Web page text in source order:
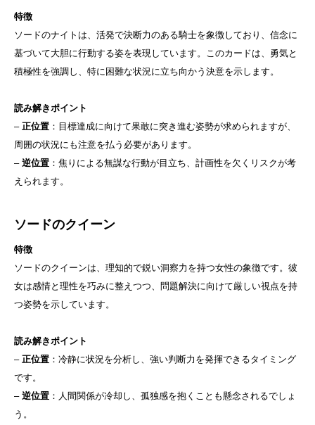
特徴
ソードのナイトは、活発で決断力のある騎士を象徴しており、信念に
基づいて大胆に行動する姿を表現しています。このカードは、勇気と
積極性を強調し、特に困難な状況に立ち向かう決意を示します。
読み解きポイント
– 正位置 ：目標達成に向けて果敢に突き進む姿勢が求められますが、
周囲の状況にも注意を払う必要があります。
– 逆位置 ：焦りによる無謀な行動が目立ち、計画性を欠くリスクが考
えられます。
ソードのクイーン
特徴
ソードのクイーンは、理知的で鋭い洞察力を持つ女性の象徴です。彼
女は感情と理性を巧みに整えつつ、問題解決に向けて厳しい視点を持
つ姿勢を示しています。
読み解きポイント
– 正位置 ：冷静に状況を分析し、強い判断力を発揮できるタイミング
です。
– 逆位置 ：人間関係が冷却し、孤独感を抱くことも懸念されるでしょ
う。